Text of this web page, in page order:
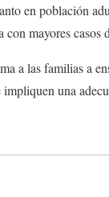
en población
mayores casos
a las familias a
una